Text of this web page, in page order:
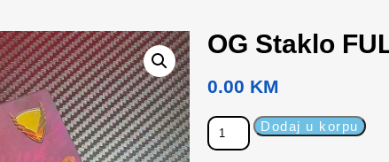
OG Staklo
0.00 KM
Dodaj u korpu